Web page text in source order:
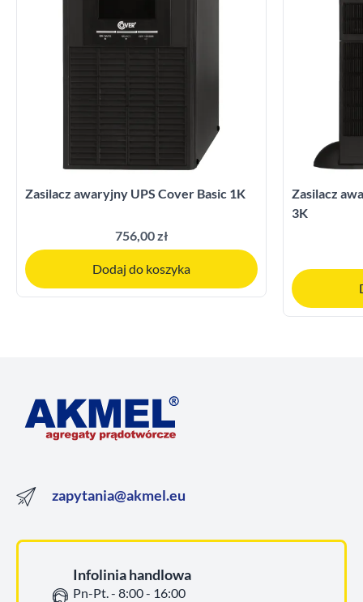
Zasilacz awaryjny UPS Cover Basic 1K
756,00 zł
Dodaj do koszyka
Zasilacz
3K
zapytania@akmel.eu
Infolinia handlowa
Pn-Pt. - 8:00 - 16:00